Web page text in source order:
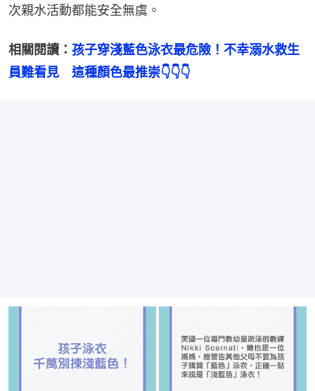
次親水活動都能安全無虞。
相關閱讀： 孩子穿淺藍色泳衣最危險！不幸溺水救生
員難看見　這種顏色最推崇👇👇👇